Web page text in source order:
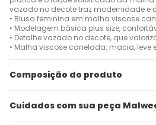
vazado no decote traz modernidade e
• Blusa feminina em malha viscose
• Modelagem básica plus size,
• Detalhe vazado no decote, que
• Malha viscose canelada: macia, leve
Composição do produto
Cuidados com sua peça